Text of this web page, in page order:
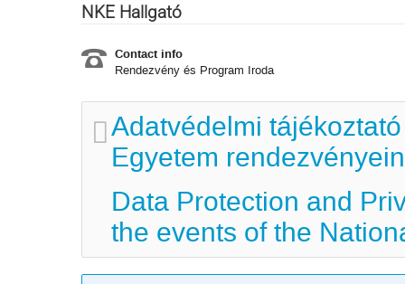
NKE Hallgató
Contact info
Rendezvény és Program Iroda
Adatvédelmi
Egyetem
Data Protection and
the events of the